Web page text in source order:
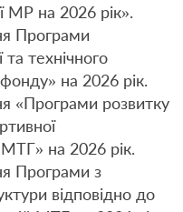
МР на 2026 рік».
Програми
технічного
на 2026 рік.
«Програми розвитку
на 2026 рік.
Програми з
відповідно до